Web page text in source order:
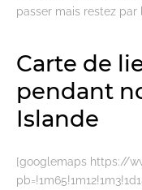
passer mais restez par
Carte de
pendant
Islande
[googlemaps https://